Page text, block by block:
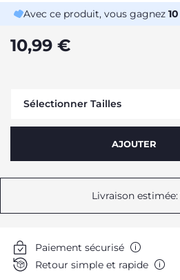
Avec ce produit, vous gagnez 10
10,99 €
Sélectionner Tailles
AJOUTER
Livraison estimée:
Paiement sécurisé
Retour simple et rapide